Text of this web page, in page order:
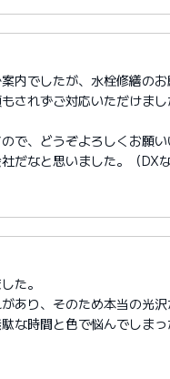
内でしたが、水栓修繕の
されずご対応いただけまし
で、どうぞよろしくお願い
だなと思いました。（DX
た。
あり、そのため本当の光
な時間と色で悩んでしま